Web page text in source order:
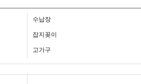
수납장
잡지꽂이
고가구